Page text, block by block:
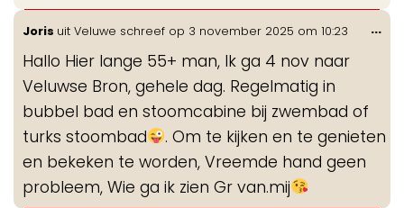
Joris uit Veluwe schreef op 3 november 2025 om 10:23
Hallo Hier lange 55+ man, Ik ga 4 nov naar
Veluwse Bron, gehele dag. Regelmatig in
bubbel bad en stoomcabine bij zwembad of
turks stoombad
. Om te kijken en te genieten
en bekeken te worden, Vreemde hand geen
probleem, Wie ga ik zien Gr van.mij
...